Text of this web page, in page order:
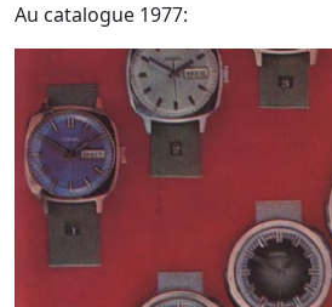
Au catalogue 1977: